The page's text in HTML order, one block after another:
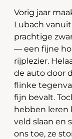
Vorig jaar
Lubach vanuit
prachtige
— een fijne
rijplezier.
de auto door
flinke
fijn bevalt.
hebben leren
veld slaan en
ons toe, ze